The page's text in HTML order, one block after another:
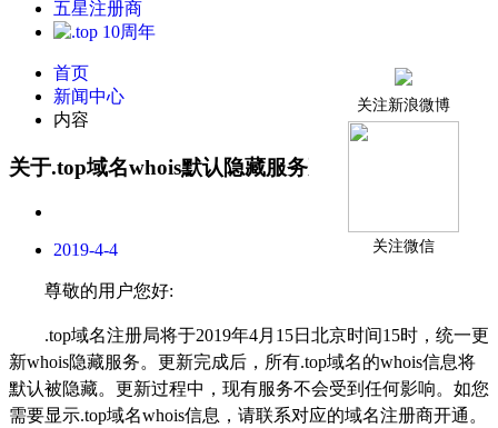
五星注册商
关注新浪微博
关注微信
首页
新闻中心
内容
关于.top域名whois默认隐藏服务更新
2019-4-4
尊敬的用户您好:
.top域名注册局将于2019年4月15日北京时间15时，统一更
新whois隐藏服务。更新完成后，所有.top域名的whois信息将
默认被隐藏。更新过程中，现有服务不会受到任何影响。如您
需要显示.top域名whois信息，请联系对应的域名注册商开通。